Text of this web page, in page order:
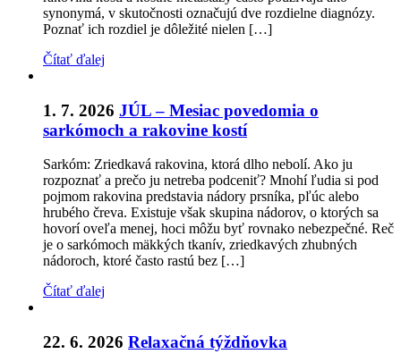
synonymá, v skutočnosti označujú dve rozdielne diagnózy.
Poznať ich rozdiel je dôležité nielen […]
Čítať ďalej
1. 7. 2026 JÚL – Mesiac povedomia o
sarkómoch a rakovine kostí
Sarkóm: Zriedkavá rakovina, ktorá dlho nebolí. Ako ju
rozpoznať a prečo ju netreba podceniť? Mnohí ľudia si pod
pojmom rakovina predstavia nádory prsníka, pľúc alebo
hrubého čreva. Existuje však skupina nádorov, o ktorých sa
hovorí oveľa menej, hoci môžu byť rovnako nebezpečné. Reč
je o sarkómoch mäkkých tkanív, zriedkavých zhubných
nádoroch, ktoré často rastú bez […]
Čítať ďalej
22. 6. 2026 Relaxačná týždňovka